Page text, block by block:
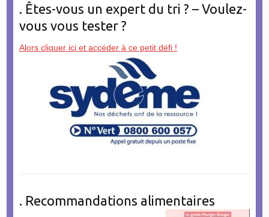
. Êtes-vous un expert du tri ? – Voulez-
vous vous tester ?
Alors cliquer ici et accéder à ce petit défi !
. Recommandations alimentaires